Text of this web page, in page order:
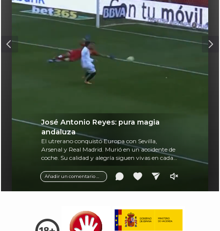
Añadir un comentario ...
José Antonio Reyes: pura magia
andaluza
El utrerano conquistó Europa con Sevilla,
Arsenal y Real Madrid. Murió en un accidente de
coche. Su calidad y alegría siguen vivas en cada